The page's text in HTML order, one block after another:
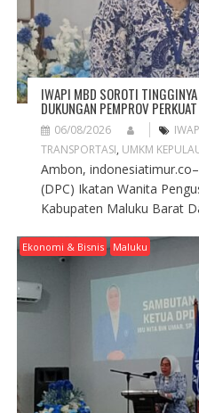
IWAPI MBD SOROTI
DUKUNGAN PEMPROV
06/08/2026
TRANSPORTASI, UMKM
Ambon,
(DPC) Ikatan Wanita
Kabupaten Maluku Barat
Ekonomi & Bisnis Maluku